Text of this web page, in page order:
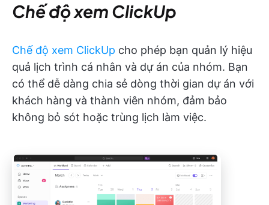
Chế độ xem ClickUp
Chế độ xem ClickUp cho phép bạn quản lý hiệu
quả lịch trình cá nhân và dự án của nhóm. Bạn
có thể dễ dàng chia sẻ dòng thời gian dự án với
khách hàng và thành viên nhóm, đảm bảo
không bỏ sót hoặc trùng lịch làm việc.